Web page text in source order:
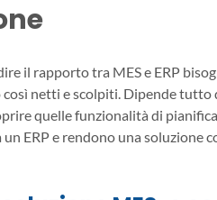
il rapporto tra MES e ERP
netti e scolpiti. Dipende tutto
quelle funzionalità di
ERP e rendono una soluzione